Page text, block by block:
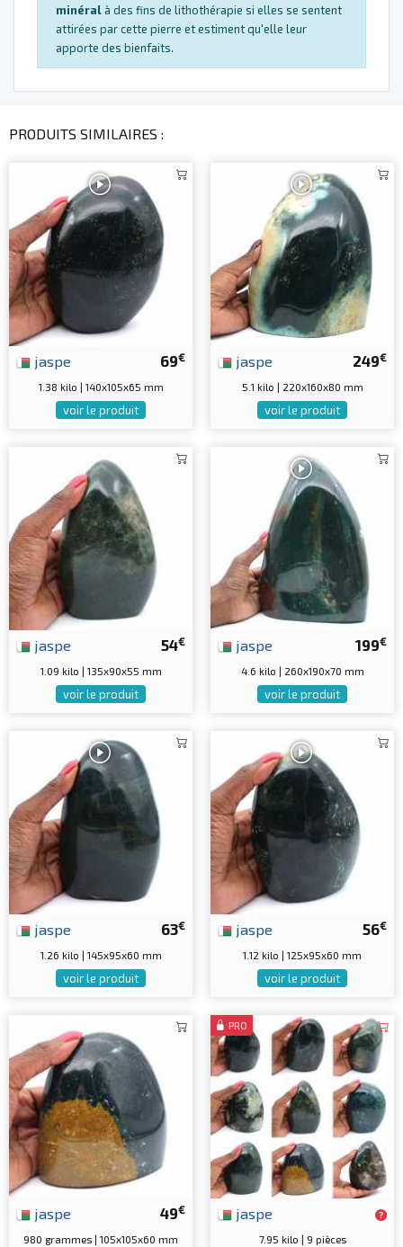
minéralà des fins de lithothérapie si elles se sentent
attirées par cette pierre et estiment qu'elle leur
apporte des bienfaits.
PRODUITS SIMILAIRES :
69€
jaspe
1.38 kilo | 140x105x65 mm
voir le produit
249€
jaspe
5.1 kilo | 220x160x80 mm
voir le produit
54€
jaspe
1.09 kilo | 135x90x55 mm
voir le produit
199€
jaspe
4.6 kilo | 260x190x70 mm
voir le produit
63€
jaspe
1.26 kilo | 145x95x60 mm
voir le produit
56€
jaspe
1.12 kilo | 125x95x60 mm
voir le produit
49€
jaspe
980 grammes | 105x105x60 mm
PRO
jaspe
7.95 kilo | 9 pièces